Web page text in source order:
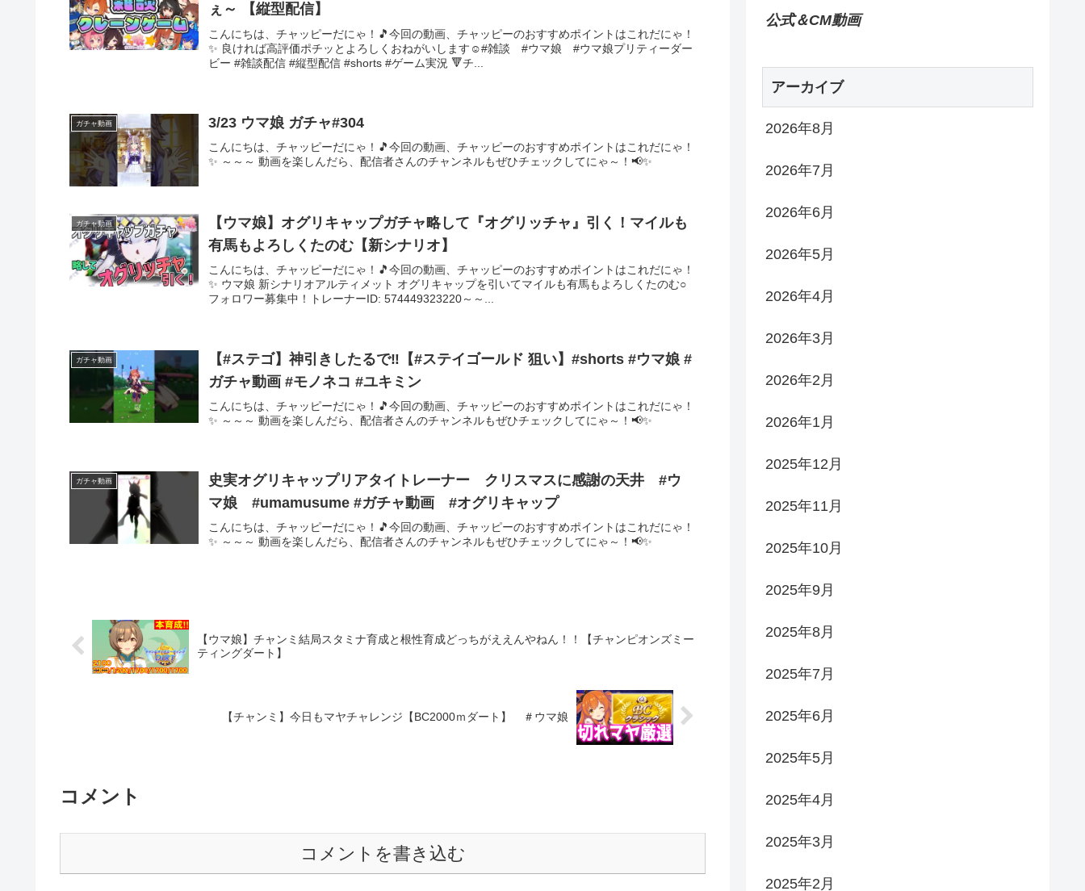
ぇ～ 【縦型配信】
こんにちは、チャッピーだにゃ！🎵今回の動画、チャッピーのおすすめポイントはこれだにゃ！
✨ 良ければ高評価ポチッとよろしくおねがいします☺#雑談 #ウマ娘 #ウマ娘プリティーダー
ビー #雑談配信 #縦型配信 #shorts #ゲーム実況 🔻チ...
ガチャ動画 3/23 ウマ娘 ガチャ#304
こんにちは、チャッピーだにゃ！🎵今回の動画、チャッピーのおすすめポイントはこれだにゃ！
✨ ～～～ 動画を楽しんだら、配信者さんのチャンネルもぜひチェックしてにゃ～！📢✨
ガチャ動画
【ウマ娘】オグリキャップガチャ略して『オグリッチャ』引く！マイルも
有馬もよろしくたのむ【新シナリオ】
こんにちは、チャッピーだにゃ！🎵今回の動画、チャッピーのおすすめポイントはこれだにゃ！
✨ ウマ娘 新シナリオアルティメット オグリキャップを引いてマイルも有馬もよろしくたのむ○
フォロワー募集中！トレーナーID: 574449323220～～...
ガチャ動画
【#ステゴ】神引きしたるで‼️【#ステイゴールド 狙い】#shorts #ウマ娘 #
ガチャ動画 #モノネコ #ユキミン
こんにちは、チャッピーだにゃ！🎵今回の動画、チャッピーのおすすめポイントはこれだにゃ！
✨ ～～～ 動画を楽しんだら、配信者さんのチャンネルもぜひチェックしてにゃ～！📢✨
ガチャ動画
史実オグリキャップリアタイトレーナー クリスマスに感謝の天井 #ウ
マ娘 #umamusume #ガチャ動画 #オグリキャップ
こんにちは、チャッピーだにゃ！🎵今回の動画、チャッピーのおすすめポイントはこれだにゃ！
✨ ～～～ 動画を楽しんだら、配信者さんのチャンネルもぜひチェックしてにゃ～！📢✨
【ウマ娘】チャンミ結局スタミナ育成と根性育成どっちがええんやねん！！【チャンピオンズミー
ティングダート】
【チャンミ】今日もマヤチャレンジ【BC2000ｍダート】 ＃ウマ娘
コメント
コメントを書き込む
公式＆CM動画
アーカイブ
2026年8月
2026年7月
2026年6月
2026年5月
2026年4月
2026年3月
2026年2月
2026年1月
2025年12月
2025年11月
2025年10月
2025年9月
2025年8月
2025年7月
2025年6月
2025年5月
2025年4月
2025年3月
2025年2月